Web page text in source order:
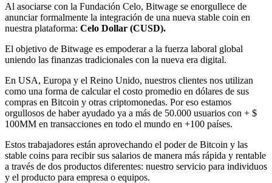
Al asociarse con la Fundación Celo, Bitwage se enorgullece de
anunciar formalmente la integración de una nueva stable coin en
nuestra plataforma: Celo Dollar (CUSD).
El objetivo de Bitwage es empoderar a la fuerza laboral global
uniendo las finanzas tradicionales con la nueva era digital.
En USA, Europa y el Reino Unido, nuestros clientes nos utilizan
como una forma de calcular el costo promedio en dólares de sus
compras en Bitcoin y otras criptomonedas. Por eso estamos
orgullosos de haber ayudado ya a más de 50.000 usuarios con + $
100MM en transacciones en todo el mundo en +100 países.
Estos trabajadores están aprovechando el poder de Bitcoin y las
stable coins para recibir sus salarios de manera más rápida y rentable
a través de dos productos diferentes: nuestro servicio para individuos
y el producto para empresa o equipos.